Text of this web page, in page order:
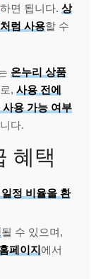
하면 됩니다. 상
럼 사용할 수
온누리 상품
, 사용 전에
사용 가능 여부
다.
혜택
정 비율을 환
될 수 있으며,
페이지에서